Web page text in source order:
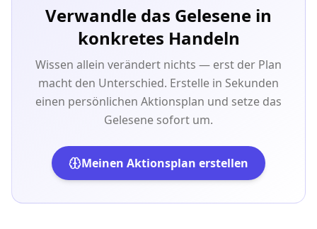
Verwandle das Gelesene in
konkretes Handeln
Wissen allein verändert nichts — erst der Plan
macht den Unterschied. Erstelle in Sekunden
einen persönlichen Aktionsplan und setze das
Gelesene sofort um.
Meinen Aktionsplan erstellen